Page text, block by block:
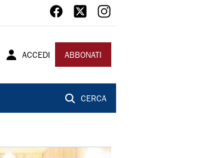
ACCEDI ABBONATI
CERCA